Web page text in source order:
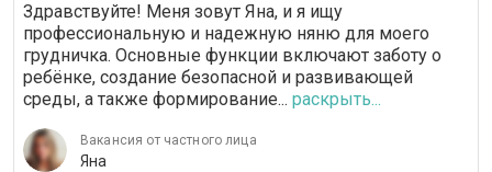
Здравствуйте! Меня зовут Яна, и я ищу
профессиональную и надежную няню для моего
грудничка. Основные функции включают заботу о
ребёнке, создание безопасной и развивающей
среды, а также формирование... раскрыть...
Вакансия от частного лица
Яна